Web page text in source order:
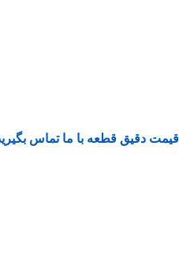
دقیق قطعه با ما تماس